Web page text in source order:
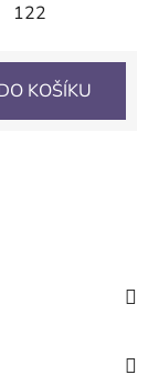
122
KOŠÍKU